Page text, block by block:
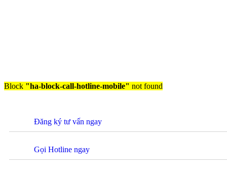
Block "ha-block-call-hotline-mobile" not found
Đăng ký tư vấn ngay
Gọi Hotline ngay